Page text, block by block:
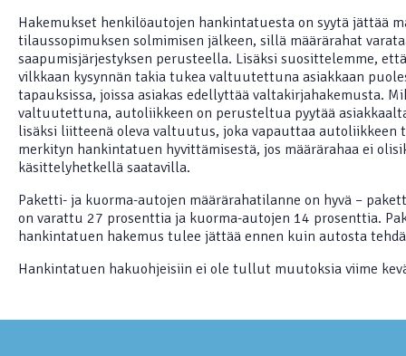
Hakemukset henkilöautojen hankintatuesta on syytä jättää
tilaussopimuksen solmimisen jälkeen, sillä määrärahat
saapumisjärjestyksen perusteella. Lisäksi suosittelemme,
vilkkaan kysynnän takia tukea valtuutettuna asiakkaan
tapauksissa, joissa asiakas edellyttää valtakirjahakemusta.
valtuutettuna, autoliikkeen on perusteltua pyytää
lisäksi liitteenä oleva valtuutus, joka vapauttaa autoliikkeen
merkityn hankintatuen hyvittämisestä, jos määrärahaa ei
käsittelyhetkellä saatavilla.
Paketti- ja kuorma-autojen määrärahatilanne on hyvä –
on varattu 27 prosenttia ja kuorma-autojen 14 prosenttia.
hankintatuen hakemus tulee jättää ennen kuin autosta
Hankintatuen hakuohjeisiin ei ole tullut muutoksia viime